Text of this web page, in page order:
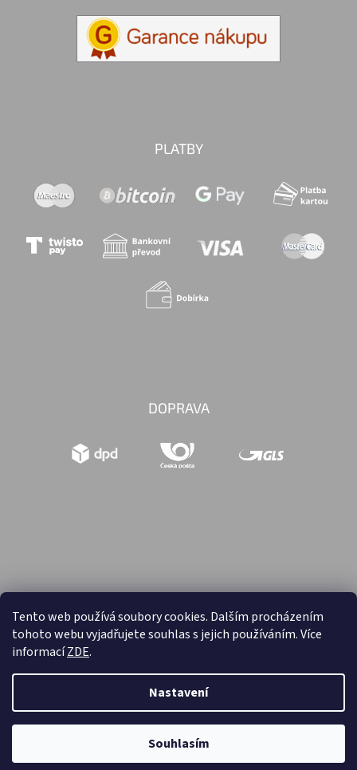
Tento web používá soubory cookies. Dalším procházením
tohoto webu vyjadřujete souhlas s jejich používáním. Více
informacíZDE.
Nastavení
Souhlasím
PLATBY
DOPRAVA
Vytvořil Shoptet
Hračky retro. Všechna práva vyhrazena.